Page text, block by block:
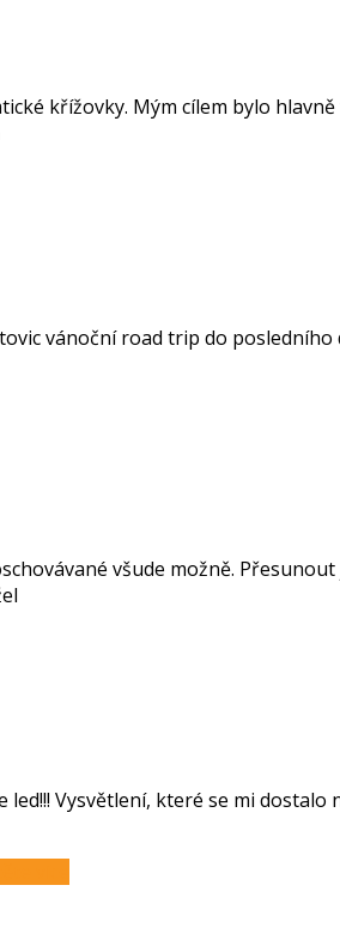
křížovky. Mým cílem bylo
vánoční road trip do
všude možně.
Vysvětlení, které se mi